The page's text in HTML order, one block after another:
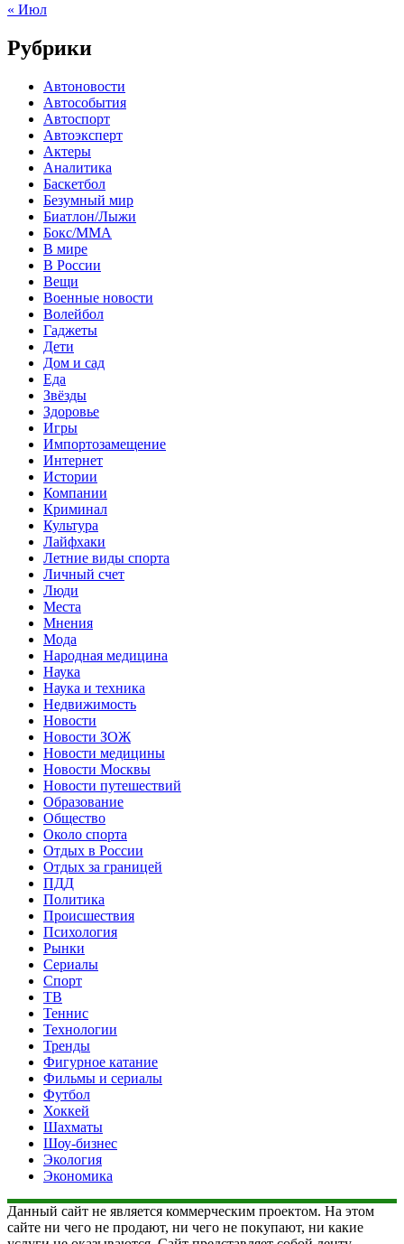
« Июл
Рубрики
Автоновости
Автособытия
Автоспорт
Автоэксперт
Актеры
Аналитика
Баскетбол
Безумный мир
Биатлон/Лыжи
Бокс/MMA
В мире
В России
Вещи
Военные новости
Волейбол
Гаджеты
Дети
Дом и сад
Еда
Звёзды
Здоровье
Игры
Импортозамещение
Интернет
Истории
Компании
Криминал
Культура
Лайфхаки
Летние виды спорта
Личный счет
Люди
Места
Мнения
Мода
Народная медицина
Наука
Наука и техника
Недвижимость
Новости
Новости ЗОЖ
Новости медицины
Новости Москвы
Новости путешествий
Образование
Общество
Около спорта
Отдых в России
Отдых за границей
ПДД
Политика
Происшествия
Психология
Рынки
Сериалы
Спорт
ТВ
Теннис
Технологии
Тренды
Фигурное катание
Фильмы и сериалы
Футбол
Хоккей
Шахматы
Шоу-бизнес
Экология
Экономика
Данный сайт не является коммерческим проектом. На этом
сайте ни чего не продают, ни чего не покупают, ни какие